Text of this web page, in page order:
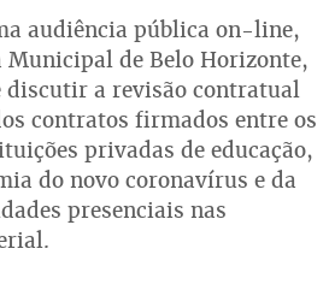
audiência pública on-line,
Municipal de Belo Horizonte,
discutir a revisão contratual
contratos firmados entre os
privadas de educação,
do novo coronavírus e da
presenciais nas